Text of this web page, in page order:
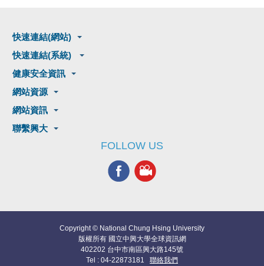
快速連結(網站)
快速連結(系統)
健康安全資訊
網站資源
網站資訊
聯繫興大
FOLLOW US
Copyright © National Chung Hsing University
版權所有 國立中興大學全球資訊網
402202 台中市南區興大路145號
Tel : 04-22873181 聯絡我們